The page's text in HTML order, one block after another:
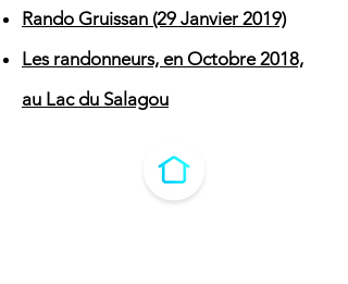
Rando Gruissan (29 Janvier 2019)
Les randonneurs, en Octobre 2018,
au Lac du Salagou